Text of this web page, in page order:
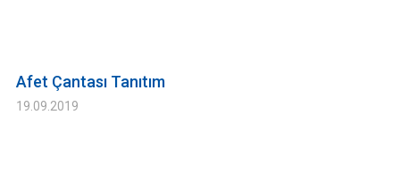
Afet Çantası Tanıtım
19.09.2019